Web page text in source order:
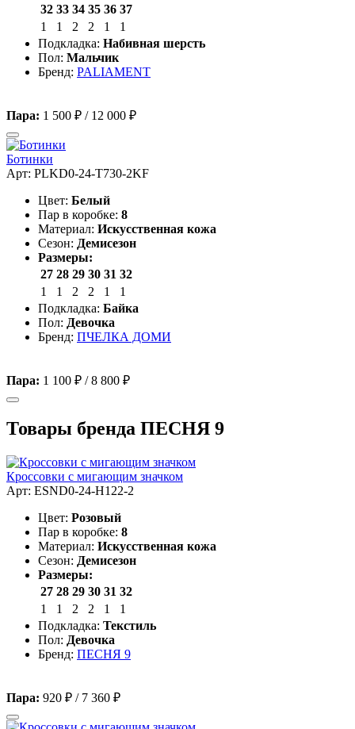
32 33 34 35 36 37
1
1 2 2 1
1
Подкладка: Набивная шерсть
Пол: Мальчик
Бренд: PALIAMENT
Пара: 1 500 ₽ / 12 000 ₽
Ботинки
Арт: PLKD0-24-T730-2KF
Цвет: Белый
Пар в коробке: 8
Материал: Искусственная кожа
Сезон: Демисезон
Размеры:
27 28 29 30 31 32
1
1 2 2 1
1
Подкладка: Байка
Пол: Девочка
Бренд: ПЧЕЛКА ДОМИ
Пара: 1 100 ₽ /8 800 ₽
Товары бренда ПЕСНЯ 9
Кроссовки с мигающим значком
Арт: ESND0-24-H122-2
Цвет: Розовый
Пар в коробке: 8
Материал: Искусственная кожа
Сезон: Демисезон
Размеры:
27 28 29 30 31 32
1
1 2 2 1
1
Подкладка: Текстиль
Пол: Девочка
Бренд: ПЕСНЯ 9
Пара: 920 ₽ / 7 360 ₽